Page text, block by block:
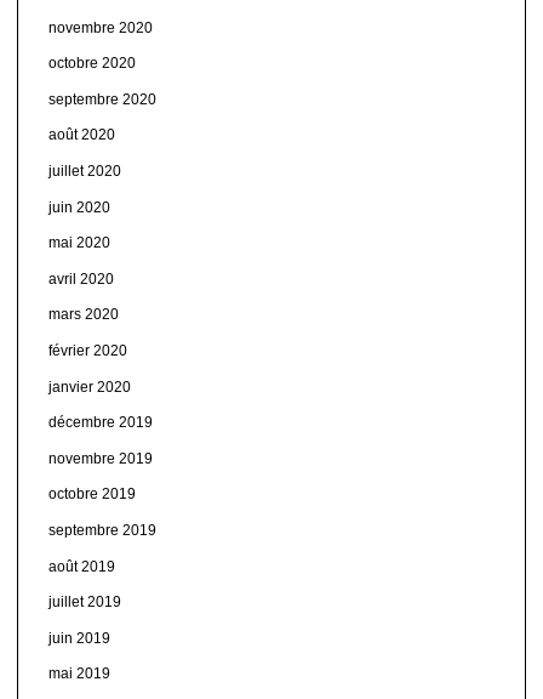
novembre 2020
octobre 2020
septembre 2020
août 2020
juillet 2020
juin 2020
mai 2020
avril 2020
mars 2020
février 2020
janvier 2020
décembre 2019
novembre 2019
octobre 2019
septembre 2019
août 2019
juillet 2019
juin 2019
mai 2019